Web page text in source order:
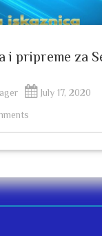
i pripreme za
July 17, 2020